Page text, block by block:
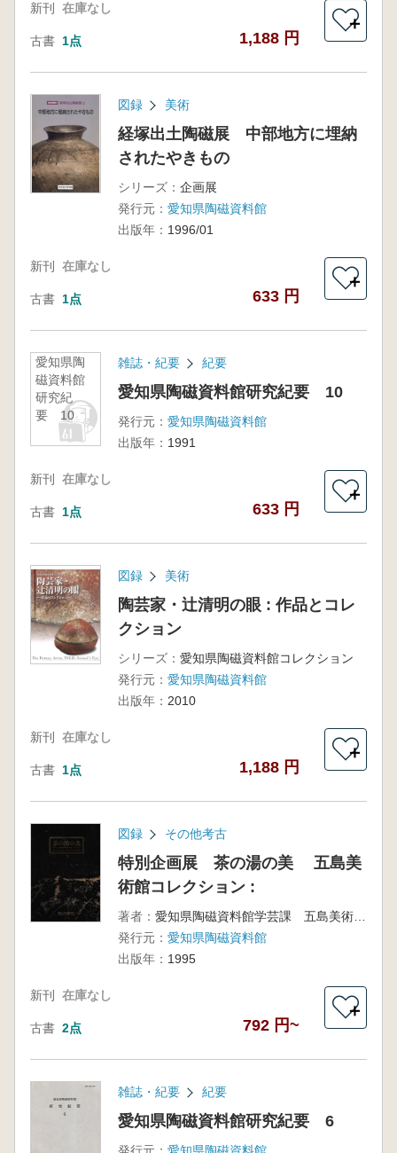
新刊 在庫なし
古書 1点 1,188 円
＋
図録 美術
経塚出土陶磁展 中部地方に埋納
されたやきもの
シリーズ： 企画展
発行元： 愛知県陶磁資料館
出版年： 1996/01
新刊 在庫なし
古書 1点 633 円
＋
愛知県陶
磁資料館
研究紀
要 10
雑誌・紀要 紀要
愛知県陶磁資料館研究紀要 10
発行元： 愛知県陶磁資料館
出版年： 1991
新刊 在庫なし
古書 1点 633 円
＋
図録 美術
陶芸家・辻清明の眼 : 作品とコレ
クション
シリーズ： 愛知県陶磁資料館コレクション
発行元： 愛知県陶磁資料館
出版年： 2010
新刊 在庫なし
古書 1点 1,188 円
＋
図録 その他考古
特別企画展 茶の湯の美 五島美
術館コレクション :
著者：
愛知県陶磁資料館学芸課 五島美術館学芸課編
発行元： 愛知県陶磁資料館
出版年： 1995
新刊 在庫なし
古書 2点 792 円~
＋
雑誌・紀要 紀要
愛知県陶磁資料館研究紀要 6